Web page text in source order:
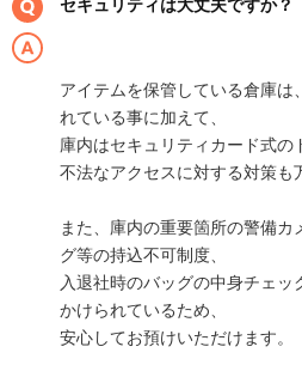
セキュリティは大丈夫ですか？
アイテムを保管している倉庫は
れている事に加えて、
庫内はセキュリティカード式の
不法なアクセスに対する対策も
また、庫内の重要箇所の警備
グ等の持込不可制度、
入退社時のバッグの中身チェ
かけられているため、
安心してお預けいただけます。